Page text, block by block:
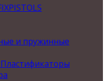
и пружинные